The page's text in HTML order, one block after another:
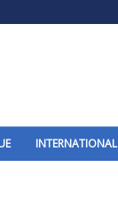
INTERNATIONAL